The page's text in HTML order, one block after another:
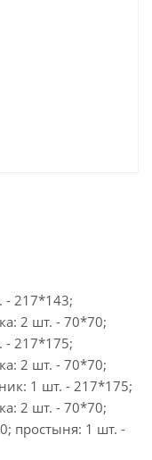
- 217*143;
2 шт. - 70*70;
- 217*175;
2 шт. - 70*70;
1 шт. - 217*175;
2 шт. - 70*70;
простыня: 1 шт. -